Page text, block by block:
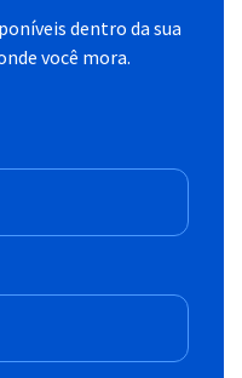
dentro da sua
você mora.